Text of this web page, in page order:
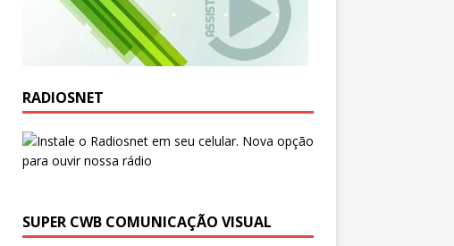
RADIOSNET
SUPER CWB COMUNICAÇÃO VISUAL